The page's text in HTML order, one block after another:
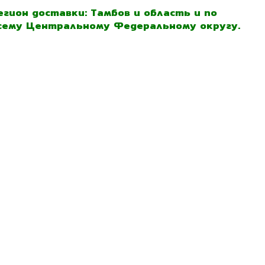
доставки: Тамбов и область и по
Центральному Федеральному округу.